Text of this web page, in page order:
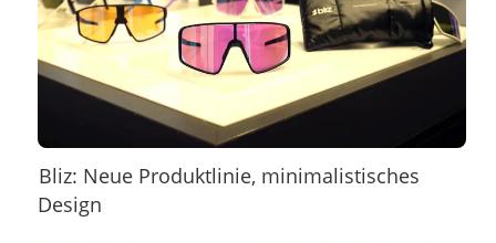
Bliz: Neue Produktlinie, minimalistisches
Design